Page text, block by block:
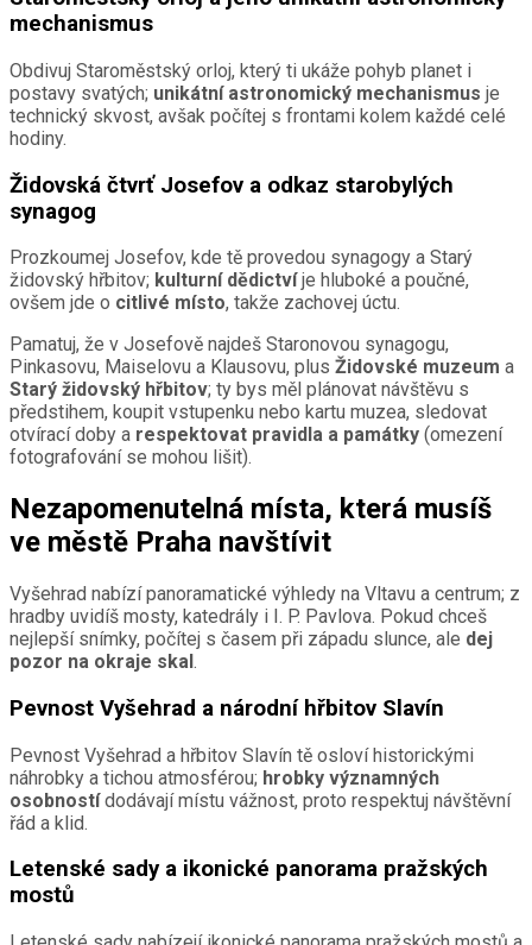
mechanismus
Obdivuj Staroměstský orloj, který ti ukáže pohyb planet i
postavy svatých; unikátní astronomický mechanismus je
technický skvost, avšak počítej s frontami kolem každé celé
hodiny.
Židovská čtvrť Josefov a odkaz starobylých
synagog
Prozkoumej Josefov, kde tě provedou synagogy a Starý
židovský hřbitov; kulturní dědictvíje hluboké a poučné,
ovšem jde o citlivé místo, takže zachovej úctu.
Pamatuj, že v Josefově najdeš Staronovou synagogu,
Pinkasovu, Maiselovu a Klausovu, plus Židovské muzeum a
Starý židovský hřbitov; ty bys měl plánovat návštěvu s
předstihem, koupit vstupenku nebo kartu muzea, sledovat
otvírací doby a respektovat pravidla a památky (omezení
fotografování se mohou lišit).
Nezapomenutelná místa, která musíš
ve městě Praha navštívit
Vyšehrad nabízí panoramatické výhledy na Vltavu a centrum; z
hradby uvidíš mosty, katedrály i I. P. Pavlova. Pokud chceš
nejlepší snímky, počítej s časem při západu slunce, ale dej
pozor na okraje skal .
Pevnost Vyšehrad a národní hřbitov Slavín
Pevnost Vyšehrad a hřbitov Slavín tě osloví historickými
náhrobky a tichou atmosférou; hrobky významných
osobnostídodávají místu vážnost, proto respektuj návštěvní
řád a klid.
Letenské sady a ikonické panorama pražských
mostů